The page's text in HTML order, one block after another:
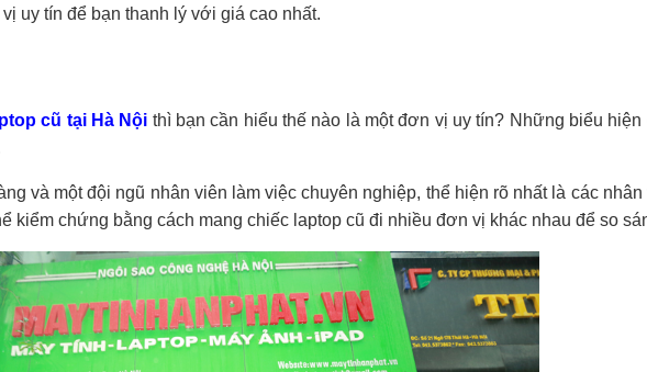
uy tín để bạn thanh lý với giá cao nhất.
cũ tại Hà Nội thì bạn cần hiểu thế nào là một đơn vị uy tín? Những biểu
và một đội ngũ nhân viên làm việc chuyên nghiệp, thể hiện rõ nhất là các
kiểm chứng bằng cách mang chiếc laptop cũ đi nhiều đơn vị khác nhau để so